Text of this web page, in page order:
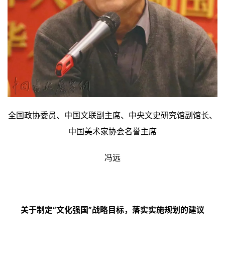
全国政协委员、中国文联副主席、中央文史研究馆副馆长、
中国美术家协会名誉主席
冯远
关于制定“文化强国”战略目标，落实实施规划的建议